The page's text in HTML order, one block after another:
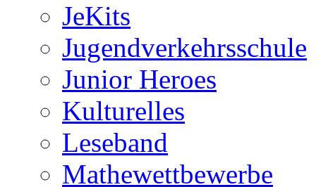
JeKits
Jugendverkehrsschule
Junior Heroes
Kulturelles
Leseband
Mathewettbewerbe